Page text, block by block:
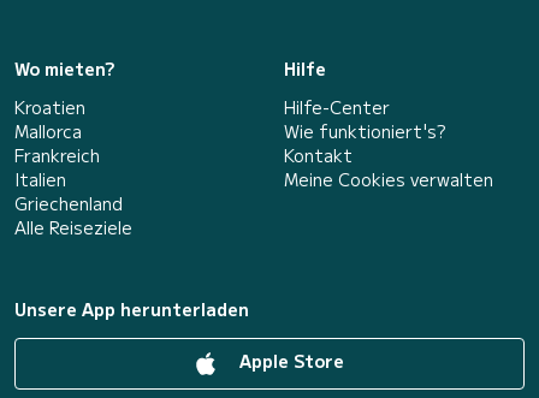
Wo mieten?
Kroatien
Mallorca
Frankreich
Italien
Griechenland
Alle Reiseziele
Hilfe
Hilfe-Center
Wie funktioniert's?
Kontakt
Meine Cookies verwalten
Unsere App herunterladen
Apple Store